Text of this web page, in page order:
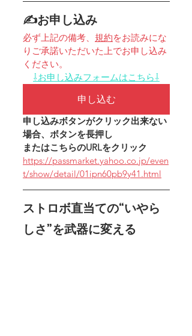
✍お申し込み
必ず上記の備考、 規約をお読みにな
りご承諾いただいた上でお申し込み
ください。
⇩お申し込みフォームはこちら⇩
申し込む
申し込みボタンがクリック出来ない
場合、ボタンを長押し
またはこちらのURLをクリック
https://passmarket.yahoo.co.jp/even
t/show/detail/01ipn60pb9y41.html
ストロボ直当ての“いやら
しさ”を武器に変える